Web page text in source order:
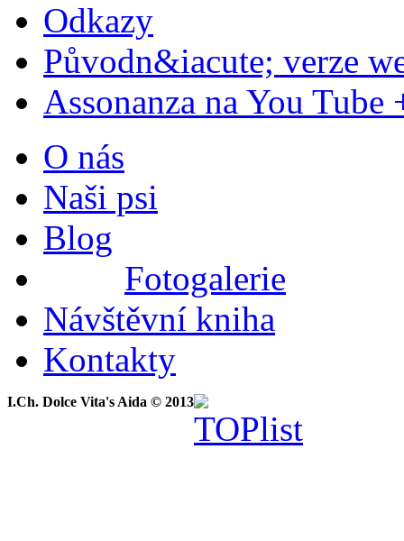
Odkazy
Původn&iacute; verze
Assonanza na You Tube
O nás
Naši psi
Blog
Fotogalerie
Návštěvní kniha
Kontakty
I.Ch. Dolce Vita's Aida © 2013